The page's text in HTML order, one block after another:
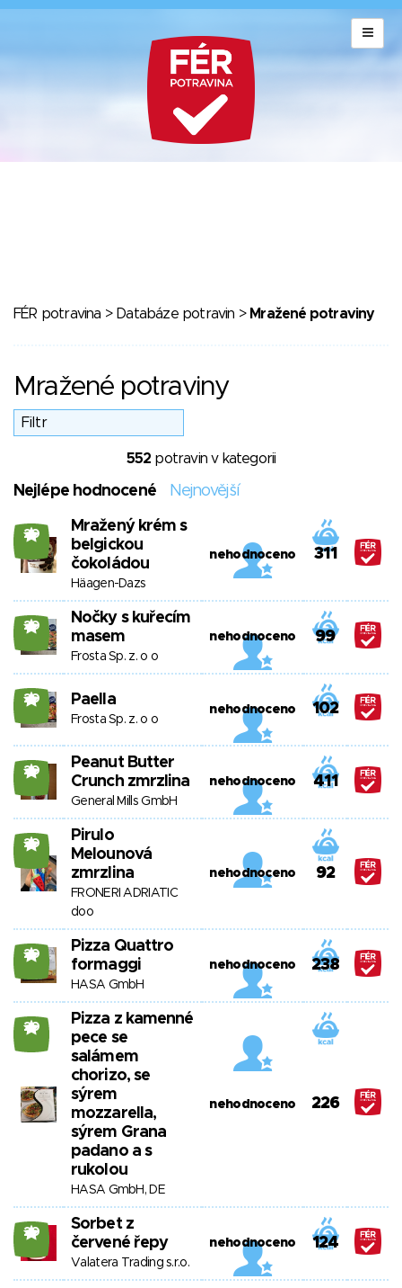
FÉR potravina > Databáze potravin > Mražené potraviny
Mražené potraviny
552 potravin v kategorii
Nejlépe hodnocené Nejnovější
20
Mražený krém s
belgickou
čokoládou
Häagen-Dazs
nehodnoceno 311
20
Nočky s kuřecím
masem
Frosta Sp. z. o o
nehodnoceno 99
20 Paella
Frosta Sp. z. o o
nehodnoceno 102
20
Peanut Butter
Crunch zmrzlina
General Mills GmbH
nehodnoceno 411
20
Pirulo
Melounová
zmrzlina
FRONERI ADRIATIC
doo
nehodnoceno 92
20
Pizza Quattro
formaggi
HASA GmbH
nehodnoceno 238
20
Pizza z kamenné
pece se
salámem
chorizo, se
sýrem
mozzarella,
sýrem Grana
padano a s
rukolou
HASA GmbH, DE
nehodnoceno 226
20
Sorbet z
červené řepy
Valatera Trading s.r.o.
nehodnoceno 124